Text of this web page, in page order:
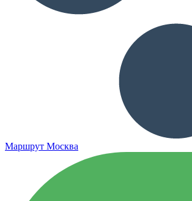
Маршрут Москва